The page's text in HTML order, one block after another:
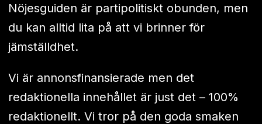
Nöjesguiden är partipolitiskt obunden, men
du kan alltid lita på att vi brinner för
jämställdhet.
Vi är annonsfinansierade men det
redaktionella innehållet är just det – 100%
redaktionellt. Vi tror på den goda smaken